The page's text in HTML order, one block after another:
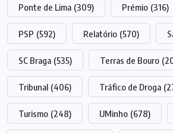
Ponte de Lima (309) Prémio (316)
PSP (592) Relatório (570)
SC Braga (535) Terras de Bouro
Tribunal (406) Tráfico de Droga
Turismo (248) UMinho (678)